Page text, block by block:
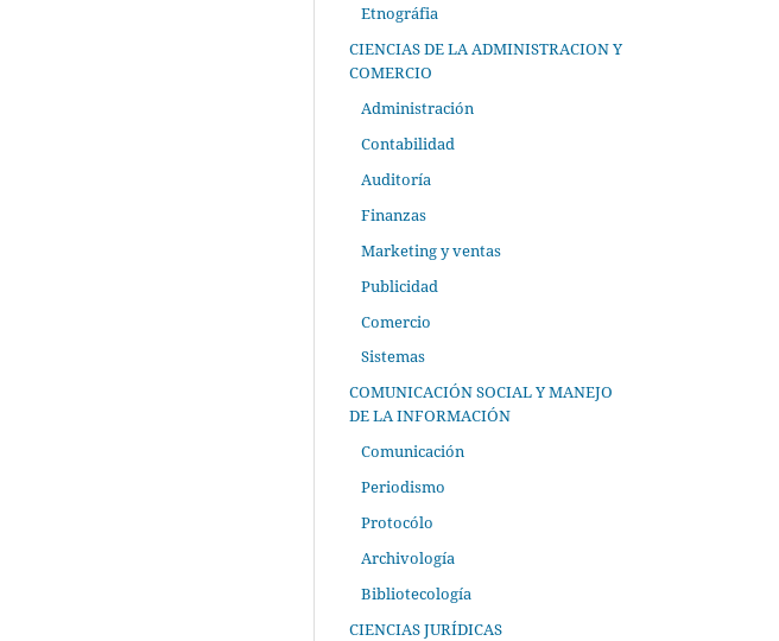
Etnográfia
CIENCIAS DE LA ADMINISTRACION Y
COMERCIO
Administración
Contabilidad
Auditoría
Finanzas
Marketing y ventas
Publicidad
Comercio
Sistemas
COMUNICACIÓN SOCIAL Y MANEJO
DE LA INFORMACIÓN
Comunicación
Periodismo
Protocólo
Archivología
Bibliotecología
CIENCIAS JURÍDICAS